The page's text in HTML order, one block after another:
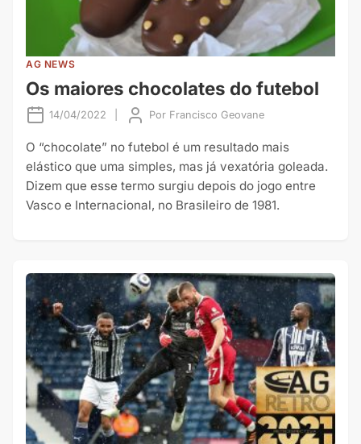
AG NEWS
Os maiores chocolates do futebol
14/04/2022 Por Francisco Geovane
O “chocolate” no futebol é um resultado mais
elástico que uma simples, mas já vexatória goleada.
Dizem que esse termo surgiu depois do jogo entre
Vasco e Internacional, no Brasileiro de 1981.